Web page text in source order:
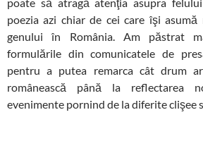
poezia azi chiar de cei care îşi
genului în România. Am păstrat
formulările din comunicatele de
pentru a putea remarca cât drum
românească până la reflectarea
evenimente pornind de la diferite clişee